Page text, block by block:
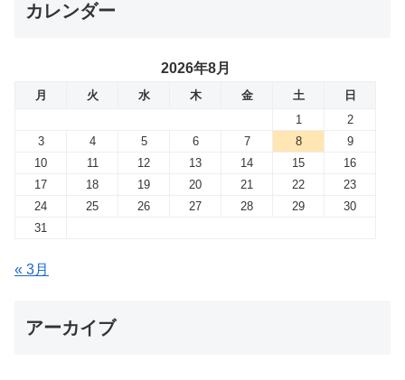
カレンダー
2026年8月
月 火 水 木 金 土
日
1
2
3
4 5 6 7 8
9
10
11 12 13 14 15
16
17
18 19 20 21 22
23
24
25 26 27 28 29
30
31
« 3月
アーカイブ